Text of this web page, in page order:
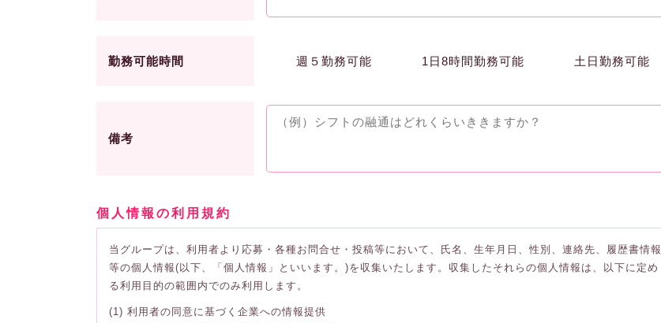
勤務可能時間 週５勤務可能 1日8時間勤務可能 土日勤務可能
備考
個人情報の利用規約
当グループは、利用者より応募・各種お問合せ・投稿等において、氏名、生年月日、性別、連絡先、履歴書情報
等の個人情報(以下、「個人情報」といいます。)を収集いたします。収集したそれらの個人情報は、以下に定め
る利用目的の範囲内でのみ利用します。
(1) 利用者の同意に基づく企業への情報提供